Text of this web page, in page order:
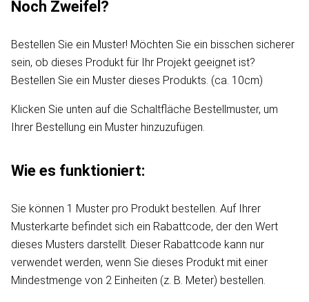
Noch Zweifel?
Bestellen Sie ein Muster! Möchten Sie ein bisschen sicherer
sein, ob dieses Produkt für Ihr Projekt geeignet ist?
Bestellen Sie ein Muster dieses Produkts. (ca. 10cm)
Klicken Sie unten auf die Schaltfläche Bestellmuster, um
Ihrer Bestellung ein Muster hinzuzufügen.
Wie es funktioniert:
Sie können 1 Muster pro Produkt bestellen. Auf Ihrer
Musterkarte befindet sich ein Rabattcode, der den Wert
dieses Musters darstellt. Dieser Rabattcode kann nur
verwendet werden, wenn Sie dieses Produkt mit einer
Mindestmenge von 2 Einheiten (z. B. Meter) bestellen.